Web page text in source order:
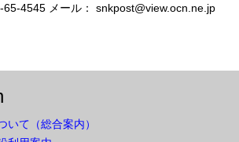
65-4545 メール： snkpost@view.ocn.ne.jp
いて（総合案内）